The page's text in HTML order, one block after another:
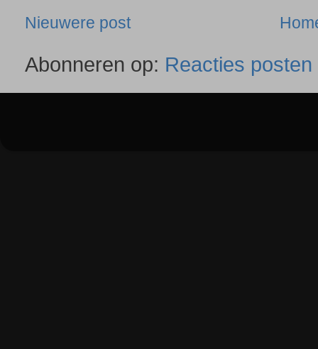
Nieuwere post
Abonneren op: Reacties